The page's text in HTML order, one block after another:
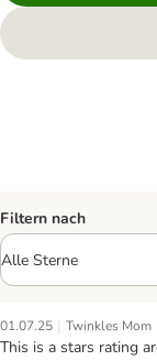
Filtern nach
01.07.25 | Twinkles Mom
This is a stars rating